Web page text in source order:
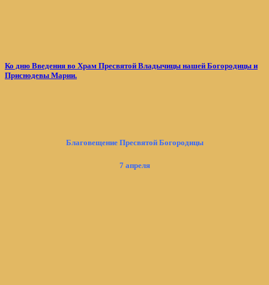
Ко дню Введения во Храм Пресвятой Владычицы нашей Богородицы и
Приснодевы Марии.
Благовещение Пресвятой Богородицы
7 апреля